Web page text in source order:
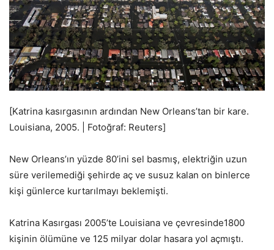
[Katrina kasırgasının ardından New Orleans’tan bir kare.
Louisiana, 2005. | Fotoğraf: Reuters]
New Orleans’ın yüzde 80’ini sel basmış, elektriğin uzun
süre verilemediği şehirde aç ve susuz kalan on binlerce
kişi günlerce kurtarılmayı beklemişti.
Katrina Kasırgası 2005’te Louisiana ve çevresinde1800
kişinin ölümüne ve 125 milyar dolar hasara yol açmıştı.